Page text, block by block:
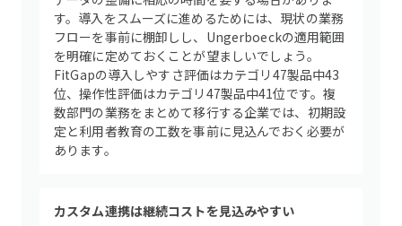
す。導入をスムーズに進めるためには、現状の業務
フローを事前に棚卸しし、Ungerboeckの適用範囲
を明確に定めておくことが望ましいでしょう。
FitGapの導入しやすさ評価はカテゴリ47製品中43
位、操作性評価はカテゴリ47製品中41位です。複
数部門の業務をまとめて移行する企業では、初期設
定と利用者教育の工数を事前に見込んでおく必要が
あります。
カスタム連携は継続コストを見込みやすい